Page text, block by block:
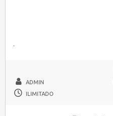
.
ADMIN
ILIMITADO